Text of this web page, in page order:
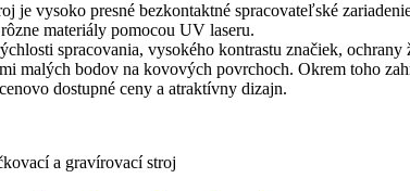
je vysoko presné bezkontaktné spracovateľské
materiály pomocou UV laseru.
spracovania, vysokého kontrastu značiek,
malých bodov na kovových povrchoch. Okrem toho
dostupné ceny a atraktívny dizajn.